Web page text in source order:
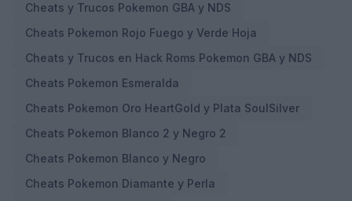
Cheats y Trucos Pokemon GBA y NDS
Cheats Pokemon Rojo Fuego y Verde Hoja
Cheats y Trucos en Hack Roms Pokemon GBA y NDS
Cheats Pokemon Esmeralda
Cheats Pokemon Oro HeartGold y Plata SoulSilver
Cheats Pokemon Blanco 2 y Negro 2
Cheats Pokemon Blanco y Negro
Cheats Pokemon Diamante y Perla